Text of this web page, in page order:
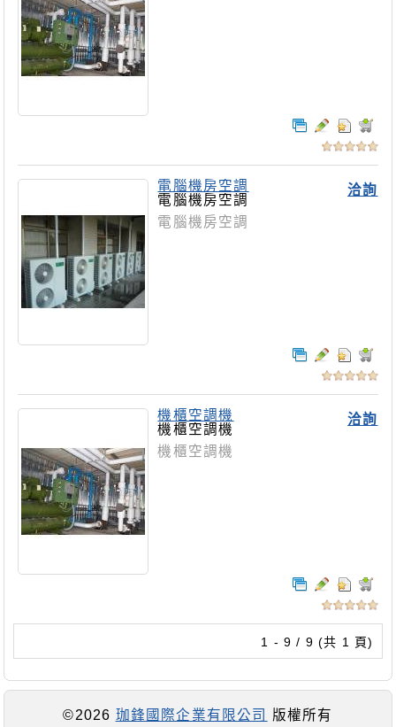
洽詢
電腦機房空調
電腦機房空調
電腦機房空調
洽詢
機櫃空調機
機櫃空調機
機櫃空調機
1 - 9 / 9 (共 1 頁)
©2026 珈鋒國際企業有限公司
版權所有